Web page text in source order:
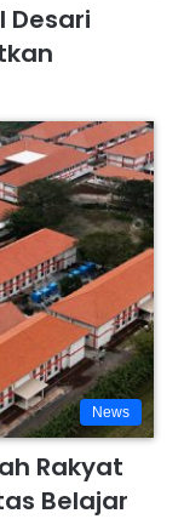
Desari
News
Rakyat
Belajar